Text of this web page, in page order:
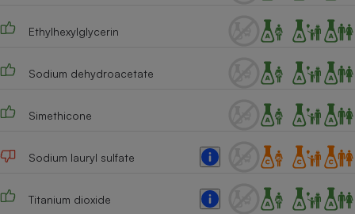
Ethylhexylglycerin
Sodium dehydroacetate
Simethicone
Sodium lauryl sulfate
Titanium dioxide
Robot ménager